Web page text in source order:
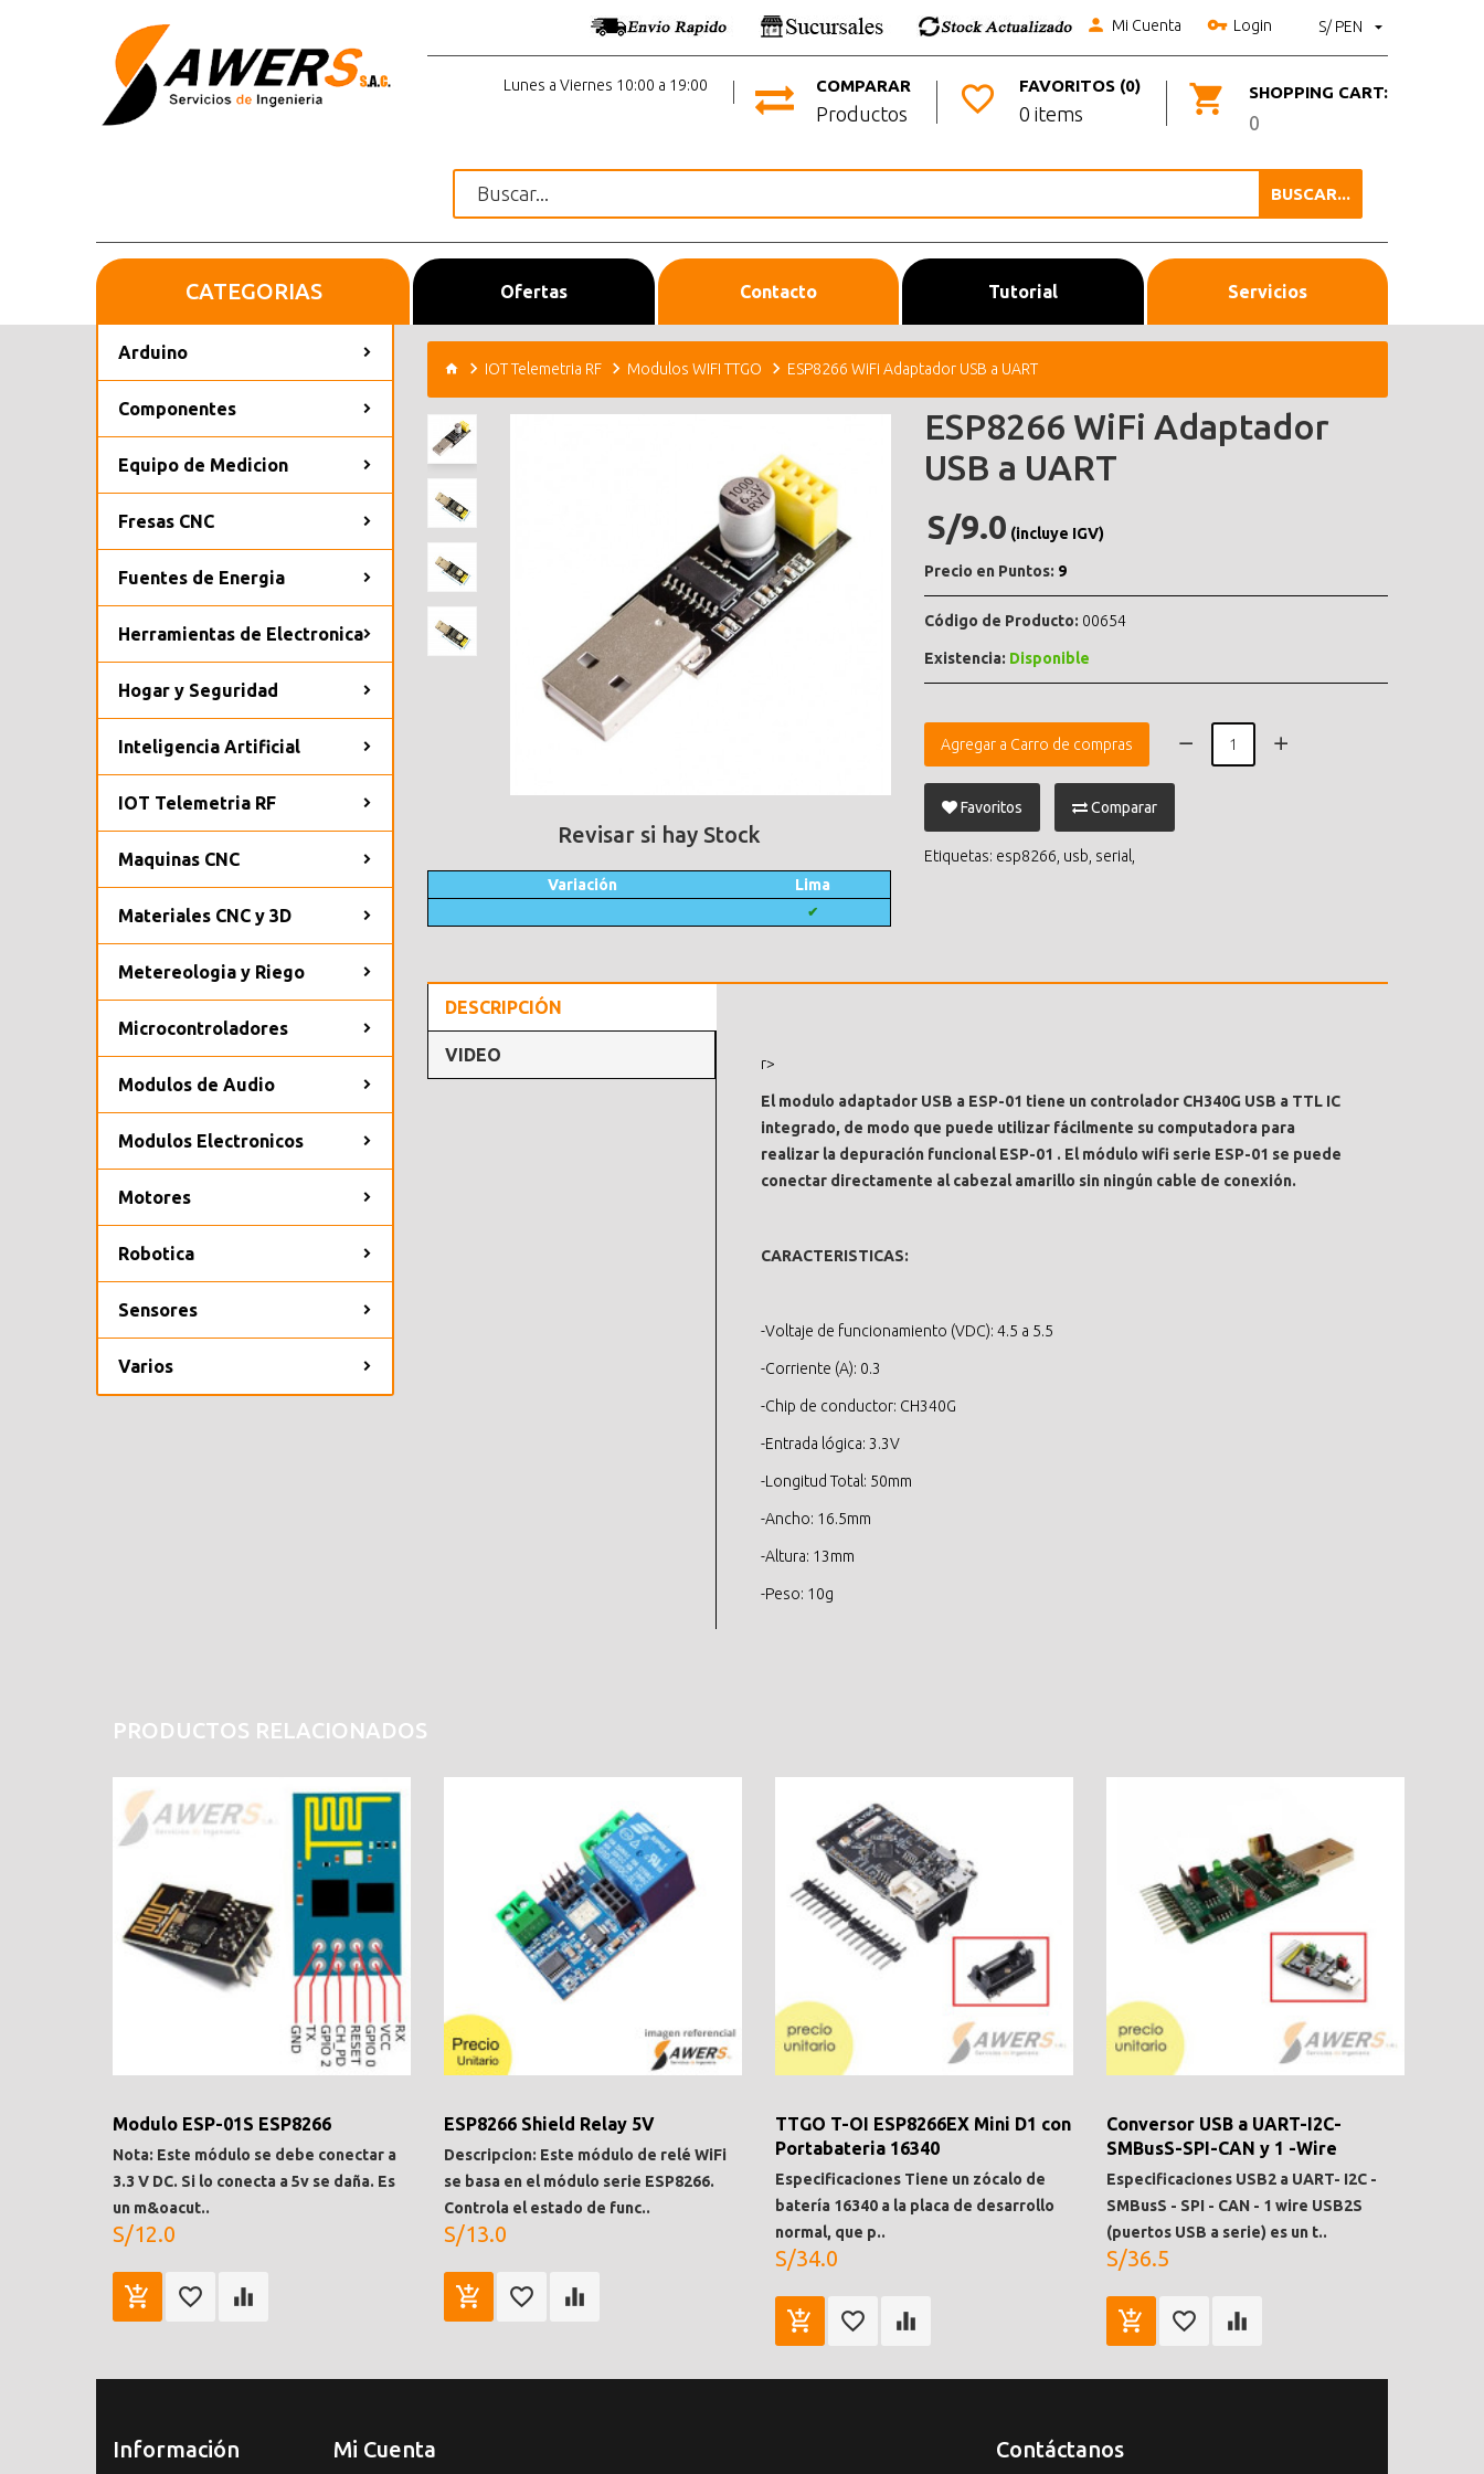
S/ PEN
Mi Cuenta Login
SHOPPING CART:
0
FAVORITOS (0)
0 items
COMPARAR
Productos
Lunes a Viernes 10:00 a 19:00
BUSCAR...
Inicio Ofertas Contacto Tutorial Servicios
CATEGORIAS
Arduino
Componentes
Equipo de Medicion
Fresas CNC
Fuentes de Energia
Herramientas de Electronica
Hogar y Seguridad
Inteligencia Artificial
IOT Telemetria RF
Maquinas CNC
Materiales CNC y 3D
Metereologia y Riego
Microcontroladores
Modulos de Audio
Modulos Electronicos
Motores
Robotica
Sensores
Varios
IOT Telemetria RF Modulos WIFI TTGO ESP8266 WiFi Adaptador USB a UART
Revisar si hay Stock
Variación Lima
✔
ESP8266 WiFi Adaptador
USB a UART
S/9.0 (incluye IGV)
Precio en Puntos: 9
Código de Producto: 00654
Existencia: Disponible
Agregar a Carro de compras
Favoritos Comparar
Etiquetas: esp8266 usb serial
DESCRIPCIÓN
VIDEO r>
El modulo adaptador USB a ESP-01 tiene un controlador CH340G USB a TTL IC
integrado, de modo que puede utilizar fácilmente su computadora para
realizar la depuración funcional ESP-01 . El módulo wifi serie ESP-01 se puede
conectar directamente al cabezal amarillo sin ningún cable de conexión.
CARACTERISTICAS:
-Voltaje de funcionamiento (VDC): 4.5 a 5.5
-Corriente (A): 0.3
-Chip de conductor: CH340G
-Entrada lógica: 3.3V
-Longitud Total: 50mm
-Ancho: 16.5mm
-Altura: 13mm
-Peso: 10g
PRODUCTOS RELACIONADOS
Modulo ESP-01S ESP8266
Nota: Este módulo se debe conectar a
3.3 V DC. Si lo conecta a 5v se daña. Es
un m&oacut..
S/12.0
ESP8266 Shield Relay 5V
Descripcion: Este módulo de relé WiFi
se basa en el módulo serie ESP8266.
Controla el estado de func..
S/13.0
TTGO T-OI ESP8266EX Mini D1 con
Portabateria 16340
Especificaciones Tiene un zócalo de
batería 16340 a la placa de desarrollo
normal, que p..
S/34.0
Conversor USB a UART-I2C-
SMBusS-SPI-CAN y 1 -Wire
Especificaciones USB2 a UART- I2C -
SMBusS - SPI - CAN - 1 wire USB2S
(puertos USB a serie) es un t..
S/36.5
Información Mi Cuenta Contáctanos